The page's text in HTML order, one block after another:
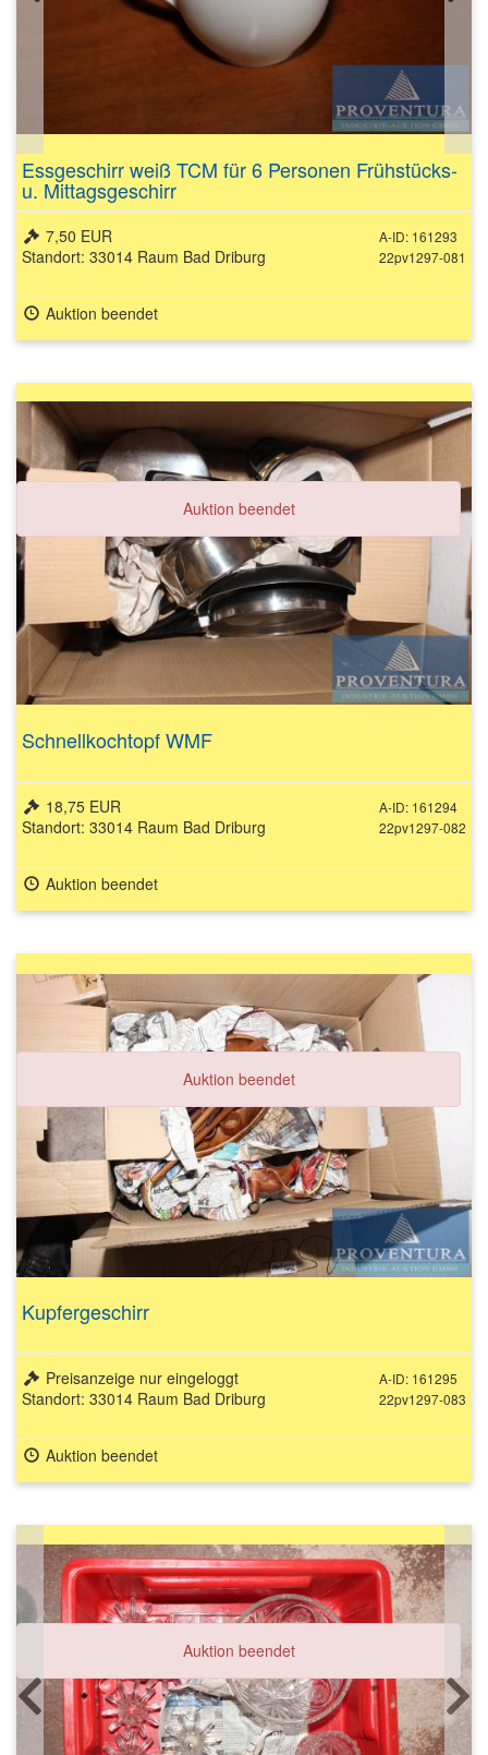
Essgeschirr weiß TCM für 6 Personen Frühstücks-
u. Mittagsgeschirr
A-ID: 161293
22pv1297-081
7,50 EUR
Standort: 33014 Raum Bad Driburg
Auktion beendet
Auktion beendet
Schnellkochtopf WMF
A-ID: 161294
22pv1297-082
18,75 EUR
Standort: 33014 Raum Bad Driburg
Auktion beendet
Auktion beendet
Kupfergeschirr
A-ID: 161295
22pv1297-083
Preisanzeige nur eingeloggt
Standort: 33014 Raum Bad Driburg
Auktion beendet
Auktion beendet